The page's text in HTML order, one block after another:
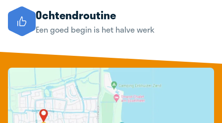
Ochtendroutine
Een goed begin is het halve werk